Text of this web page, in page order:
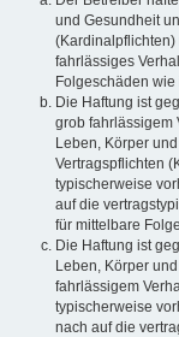
und Gesundheit
fahrlässiges
Folgeschäden
Die Haftung ist
grob fahrlässigem
Leben, Körper
Vertragspflichten
typischerweise
auf die
für mittelbare
Die Haftung ist
Leben, Körper
fahrlässigem
typischerweise
nach auf die